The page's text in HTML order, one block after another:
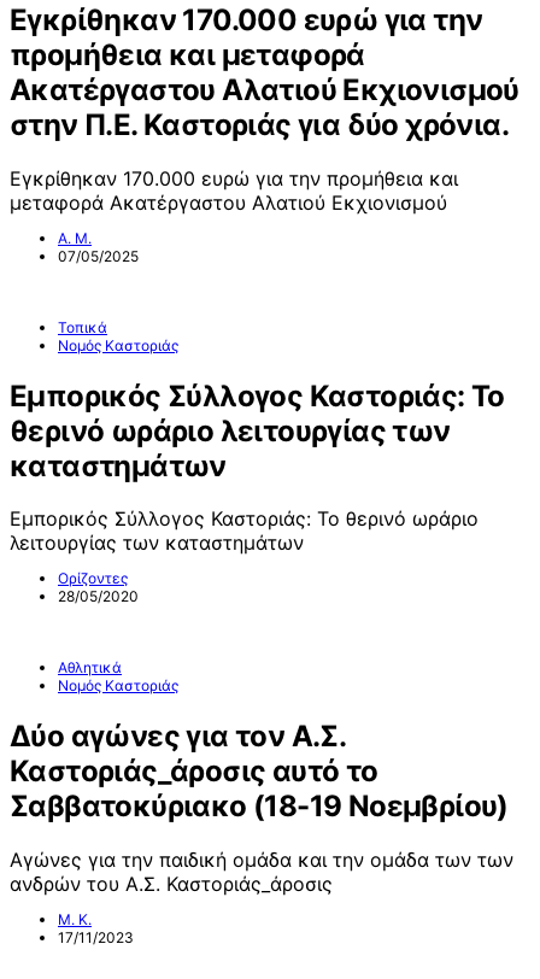
Εγκρίθηκαν 170.000 ευρώ για την
προμήθεια και μεταφορά
Ακατέργαστου Αλατιού Εκχιονισμού
στην Π.Ε. Καστοριάς για δύο χρόνια.
Εγκρίθηκαν 170.000 ευρώ για την προμήθεια και
μεταφορά Ακατέργαστου Αλατιού Εκχιονισμού
Α. Μ.
07/05/2025
Τοπικά
Νομός Καστοριάς
Εμπορικός Σύλλογος Καστοριάς: Το
θερινό ωράριο λειτουργίας των
καταστημάτων
Εμπορικός Σύλλογος Καστοριάς: Το θερινό ωράριο
λειτουργίας των καταστημάτων
Ορίζοντες
28/05/2020
Αθλητικά
Νομός Καστοριάς
Δύο αγώνες για τον Α.Σ.
Καστοριάς_άροσις αυτό το
Σαββατοκύριακο (18-19 Νοεμβρίου)
Αγώνες για την παιδική ομάδα και την ομάδα των των
ανδρών του Α.Σ. Καστοριάς_άροσις
Μ. Κ.
17/11/2023